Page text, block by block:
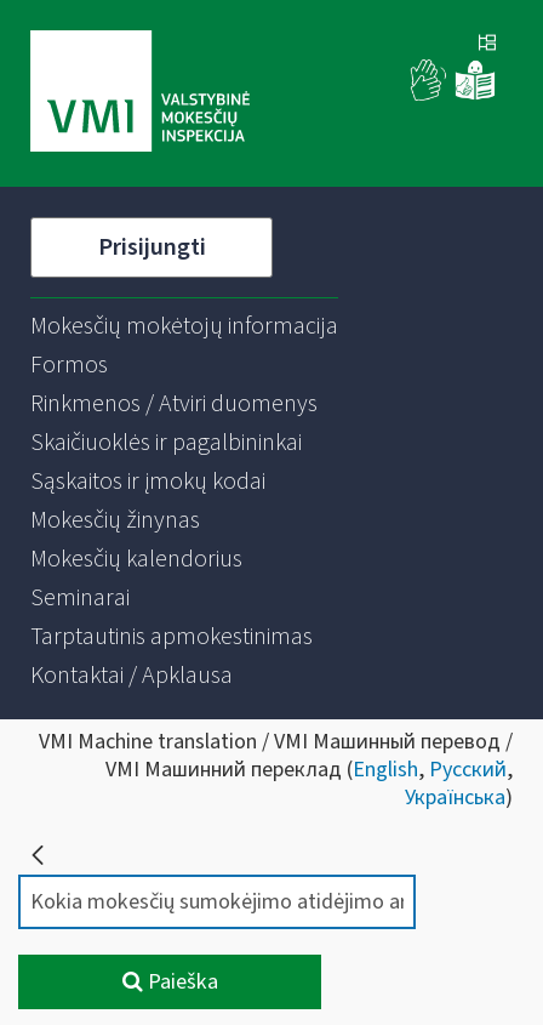
Prisijungti
Mokesčių mokėtojų informacija
Formos
Rinkmenos / Atviri duomenys
Skaičiuoklės ir pagalbininkai
Sąskaitos ir įmokų kodai
Mokesčių žinynas
Mokesčių kalendorius
Seminarai
Tarptautinis apmokestinimas
Kontaktai / Apklausa
VMI Machine translation / VMI Машинный перевод /
VMI Машинний переклад (English, Русский,
Українська)
Paieška